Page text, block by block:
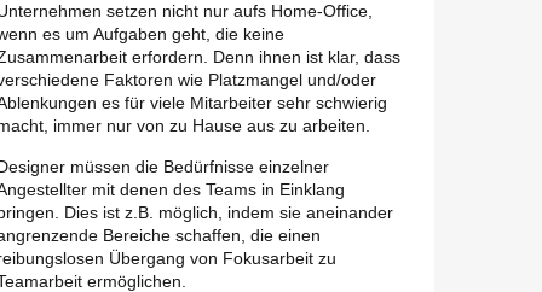
setzen nicht nur aufs Home-Office,
es um Aufgaben geht, die keine
erfordern. Denn ihnen ist klar, dass
Faktoren wie Platzmangel und/oder
es für viele Mitarbeiter sehr schwierig
immer nur von zu Hause aus zu arbeiten.
müssen die Bedürfnisse einzelner
mit denen des Teams in Einklang
Dies ist z.B. möglich, indem sie aneinander
Bereiche schaffen, die einen
Übergang von Fokusarbeit zu
ermöglichen.